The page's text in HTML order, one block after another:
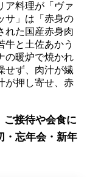
ア料理が「ヴァ
サ」は「赤身の
れた国産赤身肉
牛と土佐あかう
の暖炉で焼かれ
せず、肉汁が繊
が押し寄せ、赤
接待や会食に
忘年会・新年